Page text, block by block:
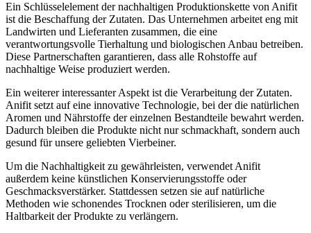
Ein Schlüsselelement der nachhaltigen Produktionskette von Anifit
ist ⁢die Beschaffung ⁤der Zutaten. Das Unternehmen arbeitet​ eng ‍mit ​
Landwirten ⁣und ‌Lieferanten zusammen, die eine
verantwortungsvolle Tierhaltung und biologischen Anbau ​betreiben.
Diese ‍Partnerschaften garantieren, dass ⁢alle Rohstoffe​ auf
nachhaltige‍ Weise produziert werden.
Ein weiterer interessanter ⁣Aspekt⁤ ist die Verarbeitung der Zutaten. ​
Anifit setzt auf eine innovative Technologie, bei der die natürlichen
Aromen ‌und Nährstoffe ​der einzelnen Bestandteile bewahrt werden.
Dadurch bleiben die Produkte nicht nur ​schmackhaft, sondern auch
⁤gesund⁣ für unsere⁣ geliebten Vierbeiner.
Um die Nachhaltigkeit zu‍ gewährleisten, verwendet Anifit
außerdem keine künstlichen⁣ Konservierungsstoffe oder
Geschmacksverstärker. Stattdessen setzen‌ sie auf natürliche
Methoden wie schonendes ⁢Trocknen oder sterilisieren, um die‌
Haltbarkeit‌ der Produkte ‍zu verlängern.